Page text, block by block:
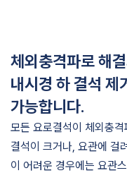
체외충격파로 해
내시경 하 결석 제
가능합니다.
모든 요로결석이 체외충
결석이 크거나, 요관에 걸
이 어려운 경우에는 요관